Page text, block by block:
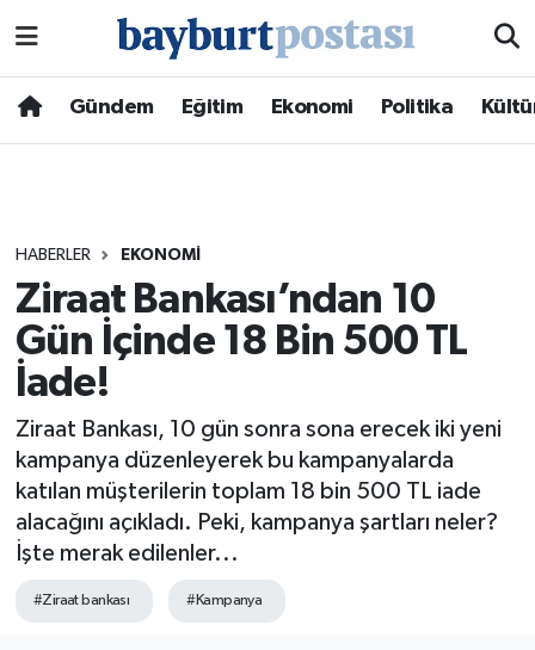
Gündem Eğitim Ekonomi Politika
HABERLER EKONOMI
Ziraat Bankası’ndan 10
Gün İçinde 18 Bin 500 TL
İade!
Ziraat Bankası, 10 gün sonra sona erecek iki yeni
kampanya düzenleyerek bu kampanyalarda
katılan müşterilerin toplam 18 bin 500 TL iade
alacağını açıkladı. Peki, kampanya şartları neler?
İşte merak edilenler...
#Ziraat bankası #Kampanya
Hava Durumu
Süper Lig Puan Durumu ve Fikstür
Tüm Manşetler
Son Dakika Haberleri
Haber Arşivi